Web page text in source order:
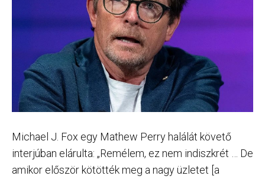
Michael J. Fox egy Mathew Perry halálát követő
interjúban elárulta: „Remélem, ez nem indiszkrét … De
amikor először kötötték meg a nagy üzletet [a